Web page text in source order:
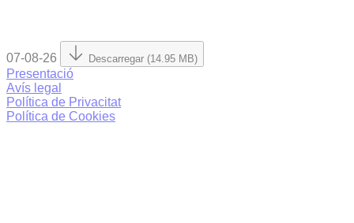
07-08-26 Descarregar (14.95 MB)
Presentació
Avís legal
Política de Privacitat
Política de Cookies